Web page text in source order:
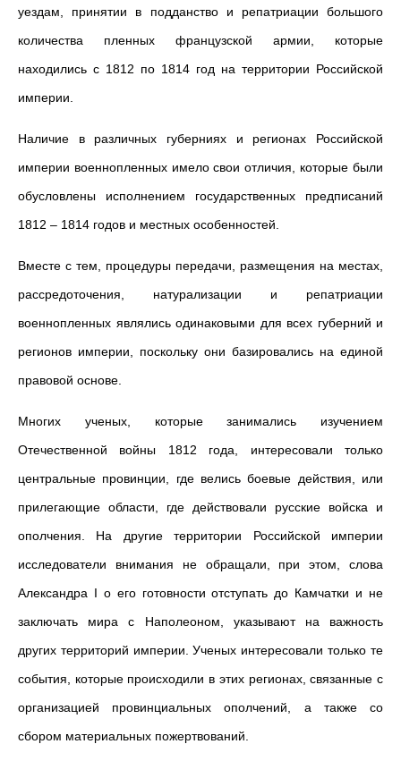
уездам, принятии в подданство и репатриации большого
количества пленных французской армии, которые
находились с 1812 по 1814 год на территории Российской
империи.
Наличие в различных губерниях и регионах Российской
империи военнопленных имело свои отличия, которые были
обусловлены исполнением государственных предписаний
1812 – 1814 годов и местных особенностей.
Вместе с тем, процедуры передачи, размещения на местах,
рассредоточения, натурализации и репатриации
военнопленных являлись одинаковыми для всех губерний и
регионов империи, поскольку они базировались на единой
правовой основе.
Многих ученых, которые занимались изучением
Отечественной войны 1812 года, интересовали только
центральные провинции, где велись боевые действия, или
прилегающие области, где действовали русские войска и
ополчения. На другие территории Российской империи
исследователи внимания не обращали, при этом, слова
Александра I о его готовности отступать до Камчатки и не
заключать мира с Наполеоном, указывают на важность
других территорий империи. Ученых интересовали только те
события, которые происходили в этих регионах, связанные с
организацией провинциальных ополчений, а также со
сбором материальных пожертвований.